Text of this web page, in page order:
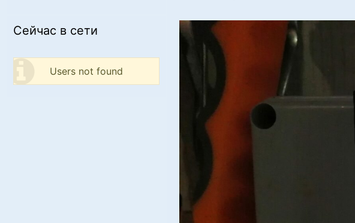
Сейчас в сети
Users not found